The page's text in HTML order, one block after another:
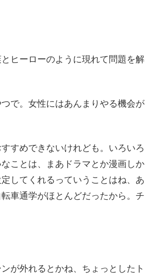
ヒーローのように現れて問題を解
で。女性にはあんまりやる機会が
すめできないけれども。いろいろ
ことは、まあドラマとか漫画しか
してくれるっていうことはね、あ
車通学がほとんどだったから。チ
が外れるとかね、ちょっとしたト